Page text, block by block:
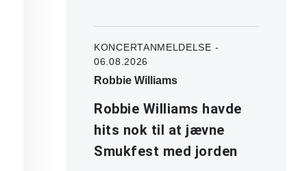
KONCERTANMELDELSE -
06.08.2026
Robbie Williams
Robbie Williams havde
hits nok til at jævne
Smukfest med jorden